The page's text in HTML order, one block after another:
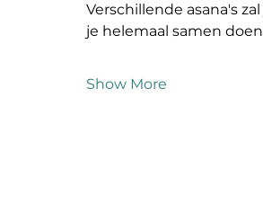
Verschillende asana's
je helemaal samen
Show More